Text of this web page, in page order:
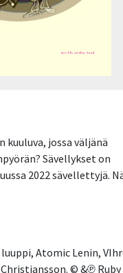
jossa väljänä
Sävellykset on
2022 sävellettyjä.
Atomic Lenin,
© &℗ Ruby